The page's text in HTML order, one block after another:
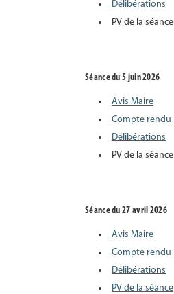
Délibérations
PV de la séance
Séance du 5 juin 2026
Avis Maire
Compte rendu
Délibérations
PV de la séance
Séance du 27 avril 2026
Avis Maire
Compte rendu
Délibérations
PV de la séance